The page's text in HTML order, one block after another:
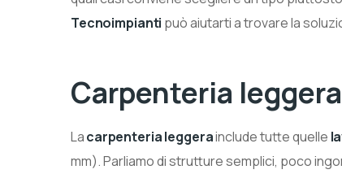
Tecnoimpianti può aiutarti a trovare la
Carpenteria
Lacarpenteria leggerainclude tutte quelle
mm). Parliamo di strutture semplici, poco